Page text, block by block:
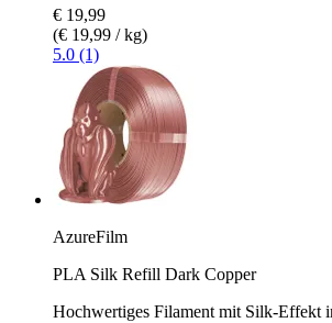
€ 19,99
(€ 19,99 / kg)
5.0 (1)
AzureFilm
PLA Silk Refill Dark Copper
Hochwertiges Filament mit Silk-Effekt